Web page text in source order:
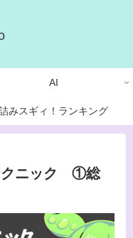
AI
みスギィ！ランキング
クニック ①総